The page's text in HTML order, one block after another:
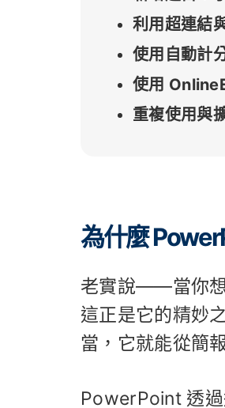
利用超連結
使用自動計
使用
重複使用與
為什麼
老實說——當你想
這正是它的精妙
當，它就能從簡
PowerPoint 透